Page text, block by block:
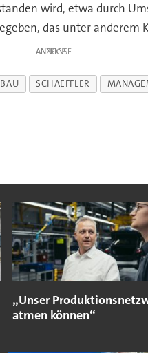
wird, etwa durch
das unter
ANZEIGE
SCHAEFFLER
„Unser
atmen können“